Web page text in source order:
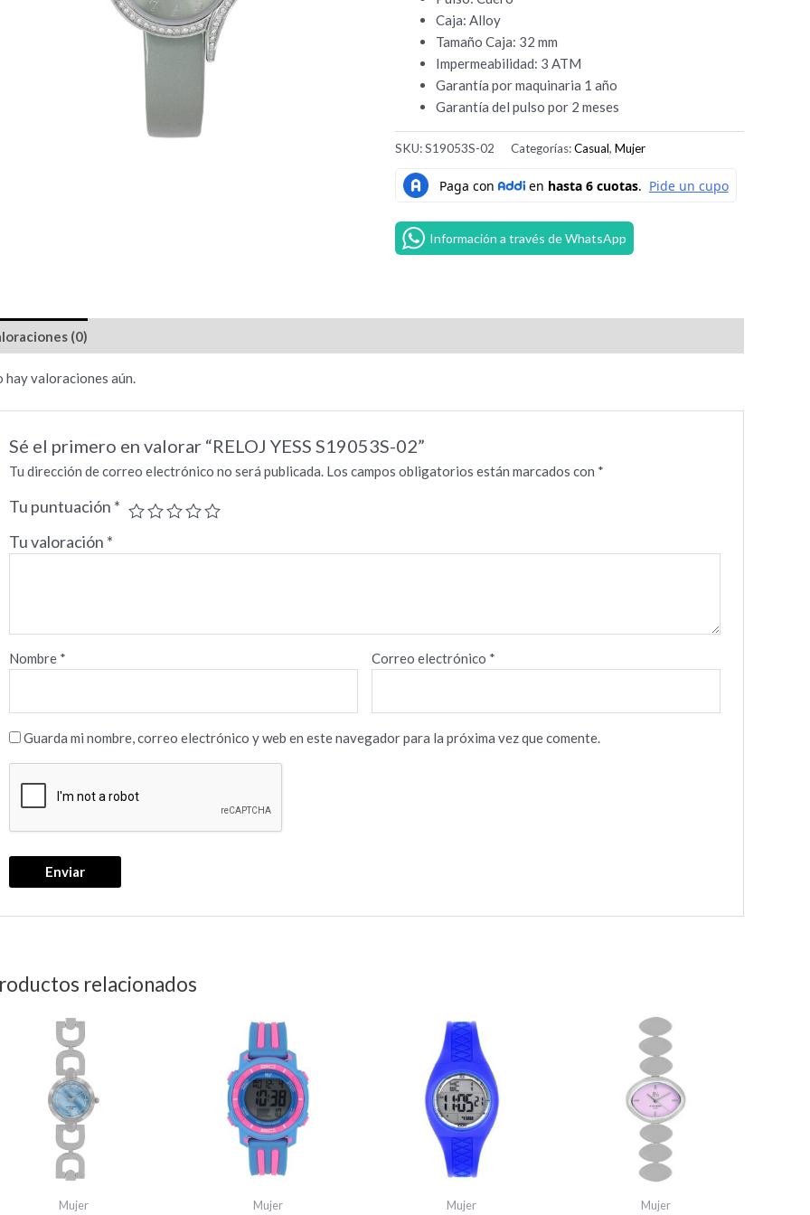
Caja: Alloy
Tamaño Caja: 32 mm
Impermeabilidad: 3 ATM
Garantía por maquinaria 1 año
Garantía del pulso por 2 meses
SKU:S19053S-02 Categorías:Casual,Mujer
Información a través de WhatsApp
(0)
hay valoraciones aún.
Sé el primero en valorar “RELOJ YESS S19053S-02”
Tu dirección de correo electrónico no será publicada. Los campos obligatorios están marcados con *
Tu puntuación *
Tu valoración *
Nombre * Correo electrónico *
Guarda mi nombre, correo electrónico y web en este navegador para la próxima vez que comente.
relacionados
Mujer Mujer Mujer Mujer